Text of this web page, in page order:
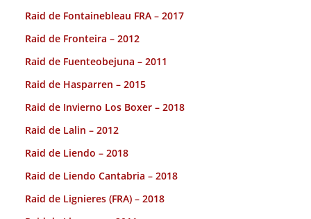
Raid de Fontainebleau FRA – 2017
Raid de Fronteira – 2012
Raid de Fuenteobejuna – 2011
Raid de Hasparren – 2015
Raid de Invierno Los Boxer – 2018
Raid de Lalin – 2012
Raid de Liendo – 2018
Raid de Liendo Cantabria – 2018
Raid de Lignieres (FRA) – 2018